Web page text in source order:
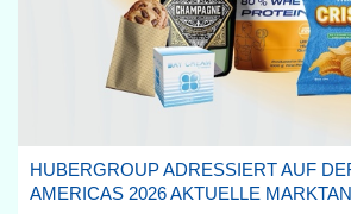
HUBERGROUP ADRESSIERT AUF
AMERICAS 2026 AKTUELLE